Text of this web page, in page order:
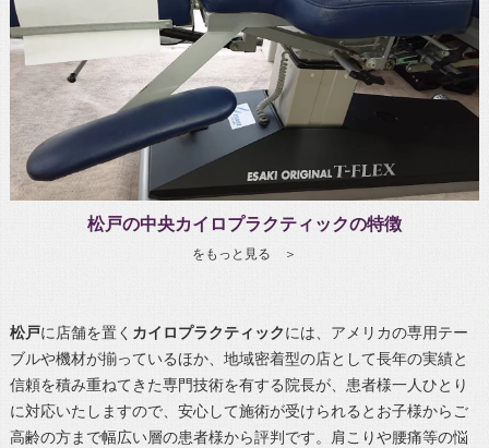
松戸の中央カイロプラクティックの特徴
をもっと見る ＞
松戸に店舗を置く カイロプラクティック には、アメリカの専用テー
ブルや機材が揃っているほか、地域密着型の店として長年の実績と
信頼を積み重ねてきた専門技術を有する院長が、患者様一人ひとり
に対応いたしますので、安心して施術が受けられるとお子様からご
高齢の方まで幅広い層の患者様から評判です。肩こりや腰痛等の悩